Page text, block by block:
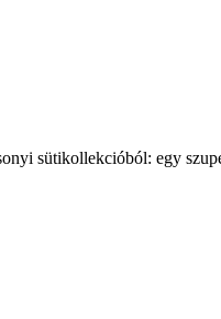
sütikollekcióból: egy